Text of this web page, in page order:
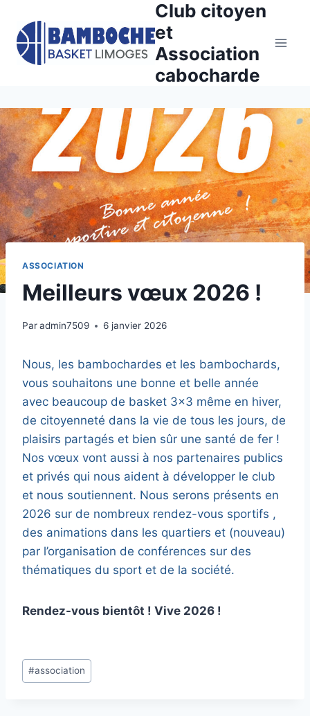
contenu
Club citoyen
et
Association
cabocharde
ASSOCIATION
Meilleurs vœux 2026 !
Paradmin7509 6 janvier 2026
Nous, les bambochardes et les bambochards,
vous souhaitons une bonne et belle année
avec beaucoup de basket 3×3 même en hiver,
de citoyenneté dans la vie de tous les jours, de
plaisirs partagés et bien sûr une santé de fer !
Nos vœux vont aussi à nos partenaires publics
et privés qui nous aident à développer le club
et nous soutiennent. Nous serons présents en
2026 sur de nombreux rendez-vous sportifs ,
des animations dans les quartiers et (nouveau)
par l’organisation de conférences sur des
thématiques du sport et de la société.
Rendez-vous bientôt ! Vive 2026 !
Étiquettes
de
#association